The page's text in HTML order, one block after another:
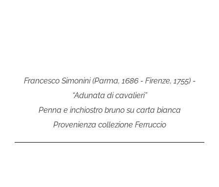
Francesco Simonini (Parma, 1686 - Firenze, 1755) -
“Adunata di cavalieri”
Penna e inchiostro bruno su carta bianca
Provenienza collezione Ferruccio